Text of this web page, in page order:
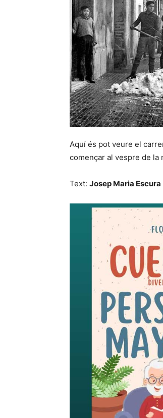
Aquí és pot veure el
començar al vespre de la
Text: Josep Maria Escura